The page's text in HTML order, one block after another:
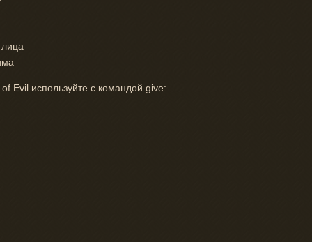
Evil используйте с командой give: